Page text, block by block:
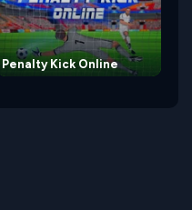
Penalty Kick Online